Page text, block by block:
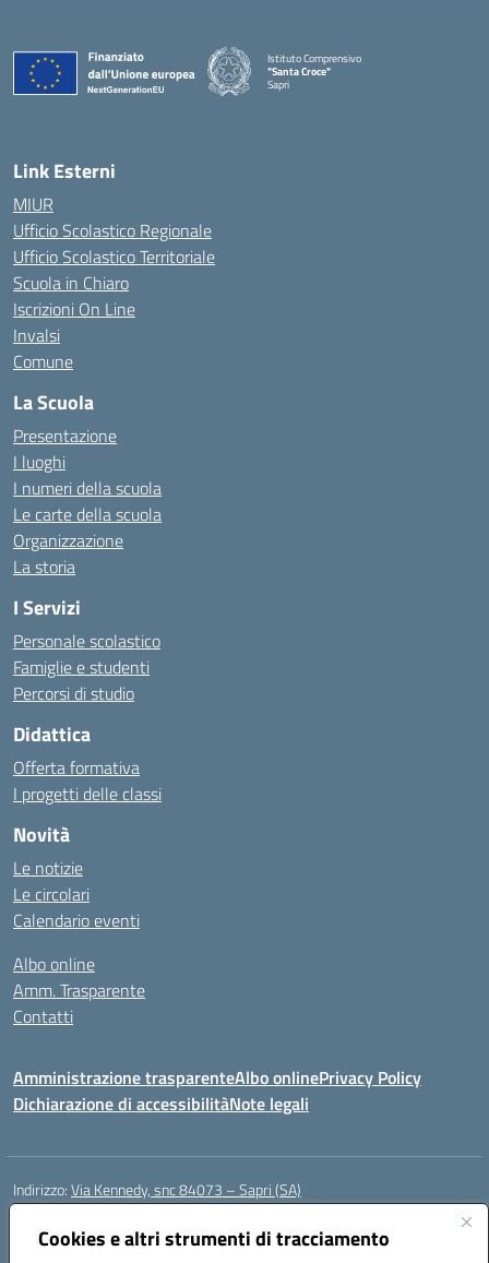
Cookies e altri strumenti di tracciamento
Istituto Comprensivo
"Santa Croce"
Sapri
— Visita la pagina iniziale della scuola
Link Esterni
MIUR
Ufficio Scolastico Regionale
Ufficio Scolastico Territoriale
Scuola in Chiaro
Iscrizioni On Line
Invalsi
Comune
La Scuola
Presentazione
I luoghi
I numeri della scuola
Le carte della scuola
Organizzazione
La storia
I Servizi
Personale scolastico
Famiglie e studenti
Percorsi di studio
Didattica
Offerta formativa
I progetti delle classi
Novità
Le notizie
Le circolari
Calendario eventi
Albo online
Amm. Trasparente
Contatti
Amministrazione trasparenteAlbo onlinePrivacy Policy
Dichiarazione di accessibilitàNote legali
Indirizzo:Via Kennedy, snc 84073 – Sapri (SA)
Centralino:
Posta elettronica certificata (PEC):saic878008@pec.istruzione.it